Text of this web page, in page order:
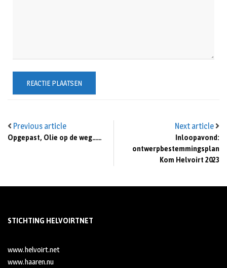
Previous article
Opgepast, Olie op de weg……
Next article
Inloopavond:
ontwerpbestemmingsplan
Kom Helvoirt 2023
STICHTING HELVOIRTNET
www.helvoirt.net
www.haaren.nu